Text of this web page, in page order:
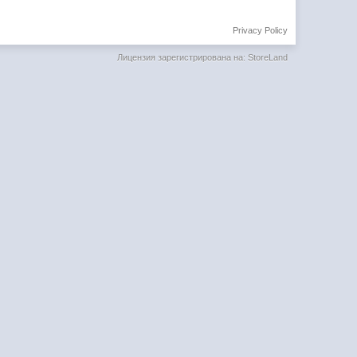
Privacy Policy
Лицензия зарегистрирована на: StoreLand